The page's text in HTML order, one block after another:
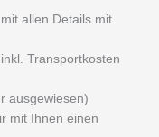
allen Details mit
Transportkosten
ausgewiesen)
mit Ihnen einen